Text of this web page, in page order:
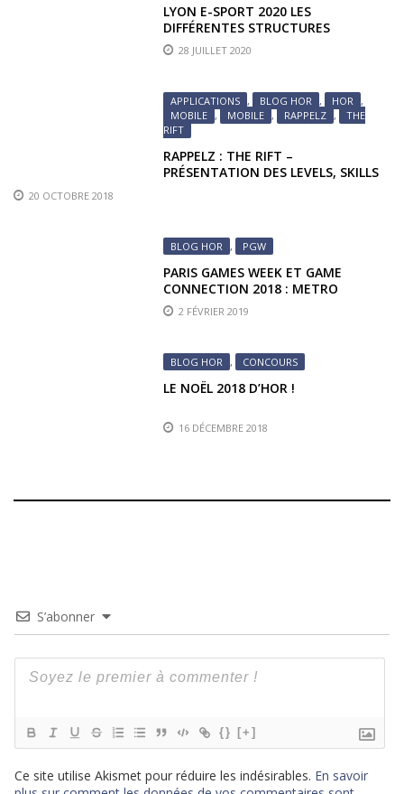
LYON E-SPORT 2020 LES
DIFFÉRENTES STRUCTURES
28 JUILLET 2020
APPLICATIONS , BLOG HOR , HOR ,
MOBILE , MOBILE , RAPPELZ ,
THE
RIFT
RAPPELZ : THE RIFT –
PRÉSENTATION DES LEVELS, SKILLS
20 OCTOBRE 2018
BLOG HOR , PGW
PARIS GAMES WEEK ET GAME
CONNECTION 2018 : METRO
EXODIUS
2 FÉVRIER 2019
BLOG HOR , CONCOURS
LE NOËL 2018 D’HOR !
16 DÉCEMBRE 2018
S’abonner
{} [+]
Ce site utilise Akismet pour réduire les indésirables. En savoir